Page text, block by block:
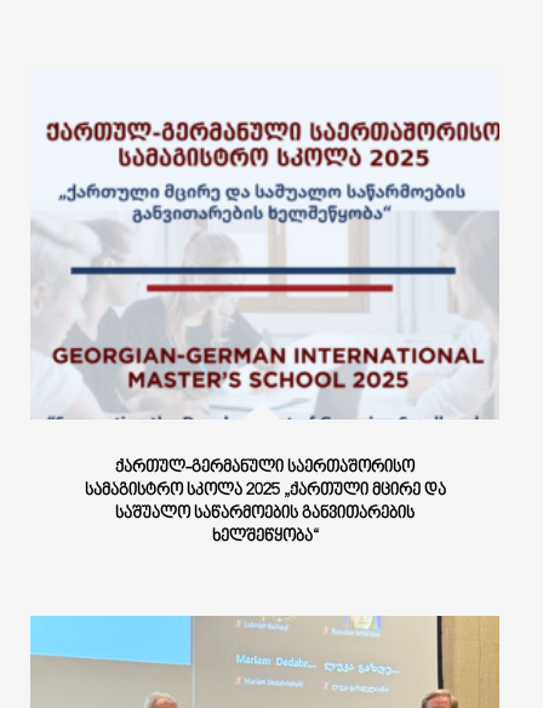
ᲥᲐᲠᲗᲣᲚ-ᲒᲔᲠᲛᲐᲜᲣᲚᲘ ᲡᲐᲔᲠᲗᲐᲨᲝᲠᲘᲡᲝ
ᲡᲐᲛᲐᲒᲘᲡᲢᲠᲝ ᲡᲙᲝᲚᲐ 2025 „ᲥᲐᲠᲗᲣᲚᲘ ᲛᲪᲘᲠᲔ ᲓᲐ
ᲡᲐᲨᲣᲐᲚᲝ ᲡᲐᲬᲐᲠᲛᲝᲔᲑᲘᲡ ᲒᲐᲜᲕᲘᲗᲐᲠᲔᲑᲘᲡ
ᲮᲔᲚᲨᲔᲬᲧᲝᲑᲐ“